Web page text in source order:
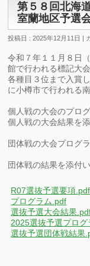
第５８回北海
室蘭地区予選
投稿日 : 2025年12月11日 |
令和７年１１月８日
館で行われる標記大
各種目３位まで入賞
に小樽市で行われる
個人戦の大会のプロ
個人戦の大会結果を
団体戦の大会プログ
団体戦の結果を添付
R07選抜予選要項.pdf
プログラム.pdf
選抜予選大会結果
2025選抜予選プロ
選抜予選団体戦結果